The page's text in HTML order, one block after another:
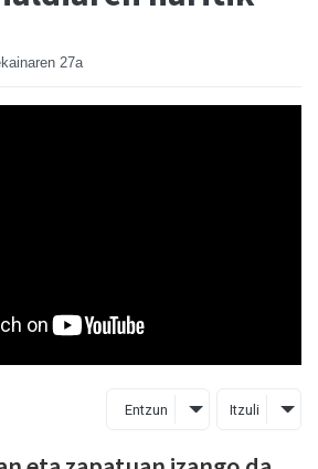
27a
Entzun Itzuli